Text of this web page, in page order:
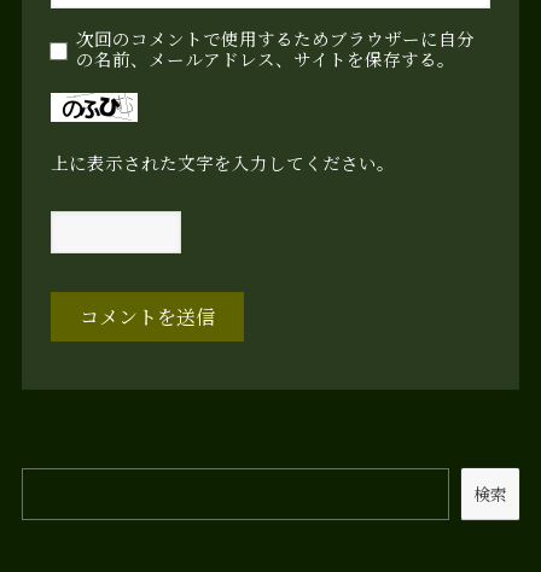
次回のコメントで使用するためブラウザーに自分
の名前、メールアドレス、サイトを保存する。
上に表示された文字を入力してください。
検索